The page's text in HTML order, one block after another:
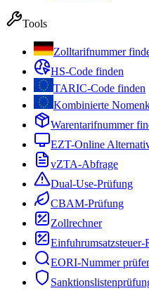
Tools
Zolltarifnummer
HS-Code finden
TARIC-Code finden
Kombinierte
Warentarifnummer
EZT-Online
vZTA-Abfrage
Dual-Use-Prüfung
CBAM-Prüfung
Zollrechner
Einfuhrumsatzsteuer-
EORI-Nummer